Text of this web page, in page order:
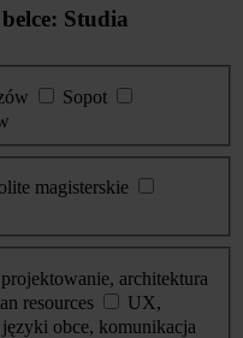
Studia
Sopot
magisterskie
architektura
resources
UX,
języki obce, komunikacja